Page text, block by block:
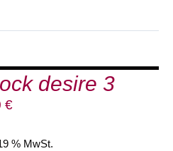
desire 3
€
% MwSt.